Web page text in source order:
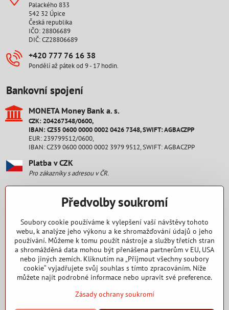
Palackého 833
542 32 Úpice
Česká republika
IČO: 28806689
DIČ: CZ28806689
+420 777 76 16 38
Pondělí až pátek od 9 - 17 hodin.
Bankovní spojení
MONETA Money Bank a​. s​.
CZK: 204267348/0600,
IBAN: CZ55 0600 0000 0002 0426 7348, SWIFT: AGBACZPP
EUR: 239799512/0600,
IBAN: CZ39 0600 0000 0002 3979 9512, SWIFT: AGBACZPP
Platba v CZK
Pro zákazníky s adresou v ČR.
Platba v EUR
Pro zákazníky s adresou na Slovensku.
Staňte se fanouškem
Facebook
Nakupování
Předvolby soukromí
Soubory cookie používáme k vylepšení vaší návštěvy tohoto
webu, k analýze jeho výkonu a ke shromažďování údajů o jeho
používání. Můžeme k tomu použít nástroje a služby třetích stran
a shromážděná data mohou být přenášena partnerům v EU, USA
nebo jiných zemích. Kliknutím na „Přijmout všechny soubory
cookie“ vyjadřujete svůj souhlas s tímto zpracováním. Níže
můžete najít podrobné informace nebo upravit své preference.
Zásady ochrany soukromí